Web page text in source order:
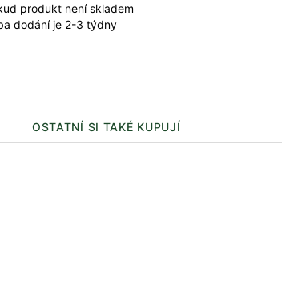
produkt není skladem
dodání je 2-3 týdny
OSTATNÍ SI TAKÉ KUPUJÍ